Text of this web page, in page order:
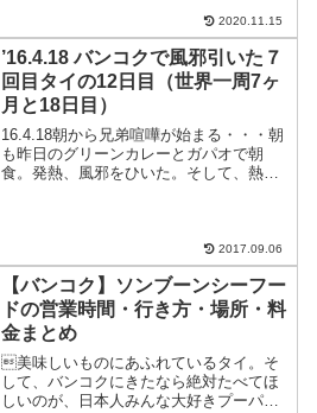
Library Ariへアメリカーノとケーキ245バ
ーツ。カ...
2020.11.15
’16.4.18 バンコクで風邪引いた７
回目タイの12日目（世界一周7ヶ
月と18日目）
16.4.18朝から兄弟喧嘩が始まる・・・朝
も昨日のグリーンカレーとガパオで朝
食。発熱、風邪をひいた。そして、熱が
2017.09.06
【バンコク】ソンブーンシーフー
ドの営業時間・行き方・場所・料
金まとめ
美味しいものにあふれているタイ。そ
して、バンコクにきたなら絶対たべてほ
しいのが、日本人みんな大好きプーパッ